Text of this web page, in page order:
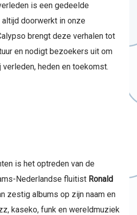
is een gedeelde
doorwerkt in onze
brengt deze verhalen tot
en nodigt bezoekers uit om
heden en toekomst.
is het optreden van de
Nederlandse fluitist Ronald
zestig albums op zijn naam en
kaseko, funk en wereldmuziek